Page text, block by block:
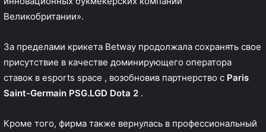
Великобритании».
За пределами крикета Betway продолжала сохранять свое
присутствие в качестве доминирующего оператора
ставок в esports space , возобновив партнерство с Paris
Saint-Germain PSG.LGD Dota 2 .
Кроме того, фирма также вернулась в профессиональный